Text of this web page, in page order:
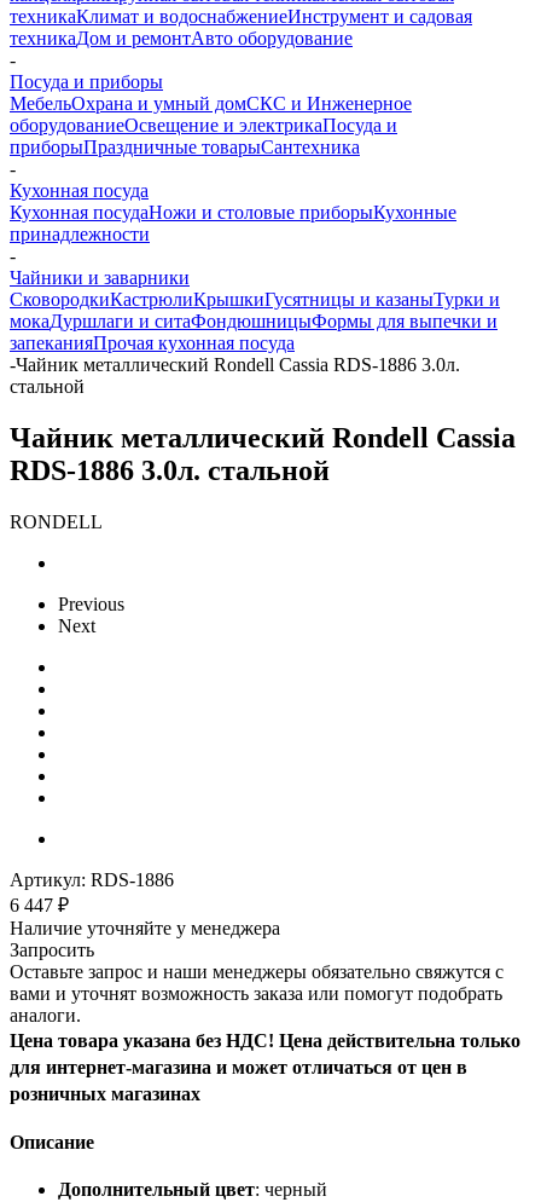
техникаКлимат и водоснабжениеИнструмент и садовая
техникаДом и ремонтАвто оборудование
-
Посуда и приборы
МебельОхрана и умный домСКС и Инженерное
оборудованиеОсвещение и электрикаПосуда и
приборыПраздничные товарыСантехника
-
Кухонная посуда
Кухонная посудаНожи и столовые приборыКухонные
принадлежности
-
Чайники и заварники
СковородкиКастрюлиКрышкиГусятницы и казаныТурки и
мокаДуршлаги и ситаФондюшницыФормы для выпечки и
запеканияПрочая кухонная посуда
-Чайник металлический Rondell Cassia RDS-1886 3.0л.
стальной
Чайник металлический Rondell Cassia
RDS-1886 3.0л. стальной
RONDELL
Previous
Next
Артикул: RDS-1886
6 447 ₽
Наличие уточняйте у менеджера
Запросить
Оставьте запрос и наши менеджеры обязательно свяжутся с
вами и уточнят возможность заказа или помогут подобрать
аналоги.
Цена товара указана без НДС! Цена действительна только
для интернет-магазина и может отличаться от цен в
розничных магазинах
Описание
Дополнительный цвет: черный